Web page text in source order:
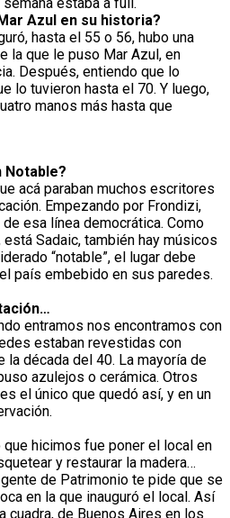
estaba a full.
Azul en su historia?
hasta el 55 o 56, hubo una
la que le puso Mar Azul, en
Después, entiendo que lo
lo tuvieron hasta el 70. Y luego,
manos más hasta que
Notable?
acá paraban muchos escritores
Empezando por Frondizi,
esa línea democrática. Como
Sadaic, también hay músicos
“notable”, el lugar debe
país embebido en sus paredes.
entramos nos encontramos con
estaban revestidas con
década del 40. La mayoría de
azulejos o cerámica. Otros
el único que quedó así, y en un
hicimos fue poner el local en
y restaurar la madera…
de Patrimonio te pide que se
en la que inauguró el local. Así
cuadra, de Buenos Aires en los